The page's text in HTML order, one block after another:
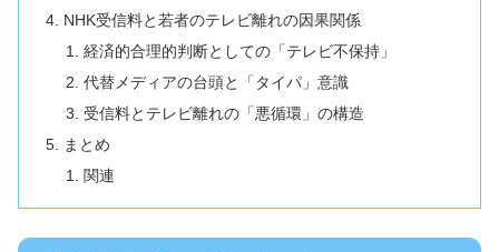
NHK受信料と若者のテレビ離れの因果関係
経済的合理的判断としての「テレビ不保持」
代替メディアの台頭と「タイパ」意識
受信料とテレビ離れの「悪循環」の構造
まとめ
関連